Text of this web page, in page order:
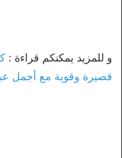
و للمزيد يمكنكم قراءة :
قصيرة وقوية مع أجمل